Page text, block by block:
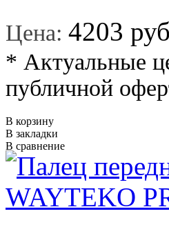
Цена: 4203
* Актуальные
публичной
В корзину
В закладки
В сравнение